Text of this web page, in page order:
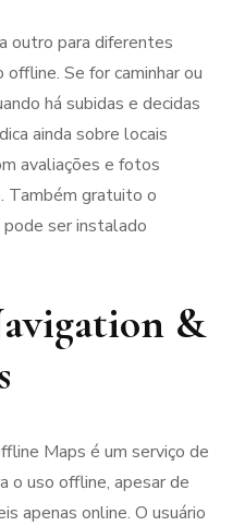
outro para diferentes
Se for caminhar ou
há subidas e decidas
ainda sobre locais
avaliações e fotos
Também gratuito o
ser instalado
&
Maps é um serviço de
o uso offline, apesar de
apenas online. O usuário